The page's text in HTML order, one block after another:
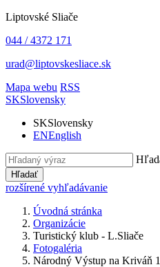
Liptovské Sliače
044 / 4372 171
urad@liptovskesliace.sk
Mapa webu RSS
SKSlovensky
SKSlovensky
ENEnglish
Hľadať
rozšírené vyhľadávanie
Úvodná stránka
Organizácie
Turistický klub - L.Sliače
Fotogaléria
Národný Výstup na Kriváň